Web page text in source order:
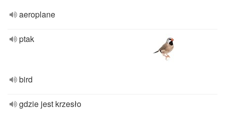
aeroplane
ptak
bird
gdzie jest krzesło